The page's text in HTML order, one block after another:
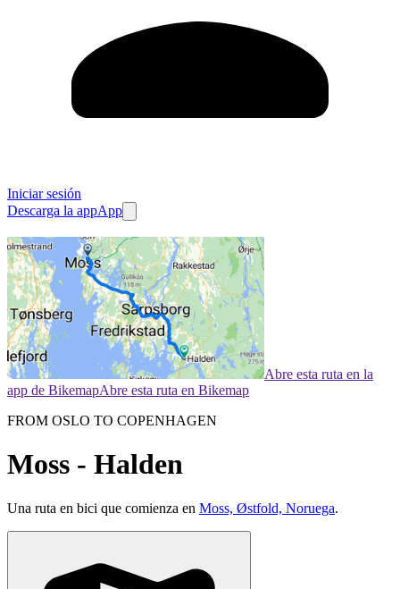
Iniciar sesión
Descarga la appApp
Abre esta ruta en la
app de BikemapAbre esta ruta en Bikemap
FROM OSLO TO COPENHAGEN
Moss - Halden
Una ruta en bici que comienza en Moss, Østfold, Noruega.